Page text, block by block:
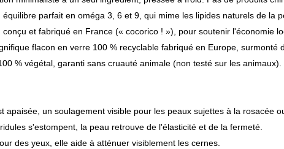
équilibre parfait en oméga 3, 6 et 9, qui mime les lipides naturels de la
conçu et fabriqué en France (« cocorico ! »), pour soutenir l'économie
flacon en verre 100 % recyclable fabriqué en Europe, surmonté
% végétal, garanti sans cruauté animale (non testé sur les animaux).
apaisée, un soulagement visible pour les peaux sujettes à la rosacée
s'estompent, la peau retrouve de l'élasticité et de la fermeté.
des yeux, elle aide à atténuer visiblement les cernes.